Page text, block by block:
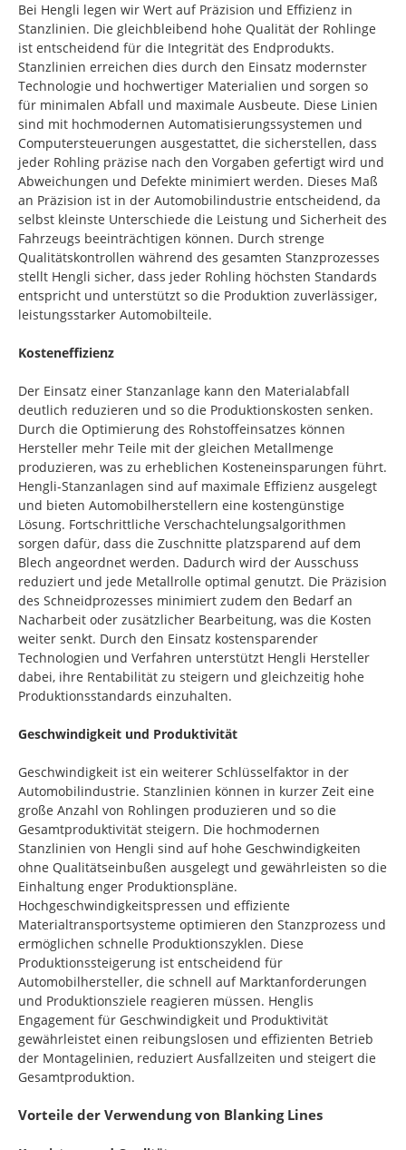
Bei Hengli legen wir Wert auf Präzision und Effizienz in
Stanzlinien. Die gleichbleibend hohe Qualität der Rohlinge
ist entscheidend für die Integrität des Endprodukts.
Stanzlinien erreichen dies durch den Einsatz modernster
Technologie und hochwertiger Materialien und sorgen so
für minimalen Abfall und maximale Ausbeute. Diese Linien
sind mit hochmodernen Automatisierungssystemen und
Computersteuerungen ausgestattet, die sicherstellen, dass
jeder Rohling präzise nach den Vorgaben gefertigt wird und
Abweichungen und Defekte minimiert werden. Dieses Maß
an Präzision ist in der Automobilindustrie entscheidend, da
selbst kleinste Unterschiede die Leistung und Sicherheit des
Fahrzeugs beeinträchtigen können. Durch strenge
Qualitätskontrollen während des gesamten Stanzprozesses
stellt Hengli sicher, dass jeder Rohling höchsten Standards
entspricht und unterstützt so die Produktion zuverlässiger,
leistungsstarker Automobilteile.
Kosteneffizienz
Der Einsatz einer Stanzanlage kann den Materialabfall
deutlich reduzieren und so die Produktionskosten senken.
Durch die Optimierung des Rohstoffeinsatzes können
Hersteller mehr Teile mit der gleichen Metallmenge
produzieren, was zu erheblichen Kosteneinsparungen führt.
Hengli-Stanzanlagen sind auf maximale Effizienz ausgelegt
und bieten Automobilherstellern eine kostengünstige
Lösung. Fortschrittliche Verschachtelungsalgorithmen
sorgen dafür, dass die Zuschnitte platzsparend auf dem
Blech angeordnet werden. Dadurch wird der Ausschuss
reduziert und jede Metallrolle optimal genutzt. Die Präzision
des Schneidprozesses minimiert zudem den Bedarf an
Nacharbeit oder zusätzlicher Bearbeitung, was die Kosten
weiter senkt. Durch den Einsatz kostensparender
Technologien und Verfahren unterstützt Hengli Hersteller
dabei, ihre Rentabilität zu steigern und gleichzeitig hohe
Produktionsstandards einzuhalten.
Geschwindigkeit und Produktivität
Geschwindigkeit ist ein weiterer Schlüsselfaktor in der
Automobilindustrie. Stanzlinien können in kurzer Zeit eine
große Anzahl von Rohlingen produzieren und so die
Gesamtproduktivität steigern. Die hochmodernen
Stanzlinien von Hengli sind auf hohe Geschwindigkeiten
ohne Qualitätseinbußen ausgelegt und gewährleisten so die
Einhaltung enger Produktionspläne.
Hochgeschwindigkeitspressen und effiziente
Materialtransportsysteme optimieren den Stanzprozess und
ermöglichen schnelle Produktionszyklen. Diese
Produktionssteigerung ist entscheidend für
Automobilhersteller, die schnell auf Marktanforderungen
und Produktionsziele reagieren müssen. Henglis
Engagement für Geschwindigkeit und Produktivität
gewährleistet einen reibungslosen und effizienten Betrieb
der Montagelinien, reduziert Ausfallzeiten und steigert die
Gesamtproduktion.
Vorteile der Verwendung von Blanking Lines